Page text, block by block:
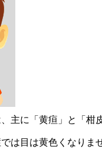
主に「黄疸」と「
は目は黄色くなりま